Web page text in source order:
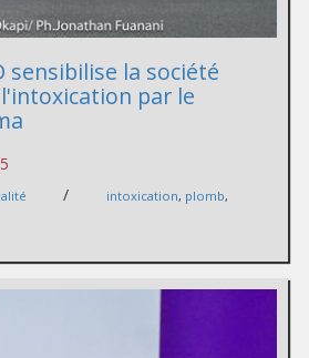
sensibilise la société
par le
/ intoxication, plomb,